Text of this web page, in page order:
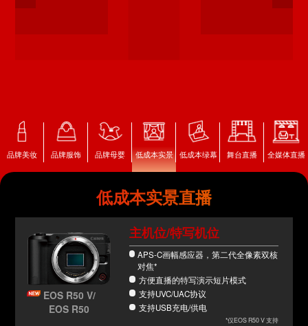
品牌美妆 品牌服饰 品牌母婴 低成本实景 低成本绿幕 舞台直播 全媒体直播
低成本实景直播
EOS R50 V/
EOS R50
主机位/特写机位
APS-C画幅感应器，第二代全像素双核
对焦*
方便直播的特写演示短片模式
支持UVC/UAC协议
支持USB充电/供电
*仅EOS R50 V 支持